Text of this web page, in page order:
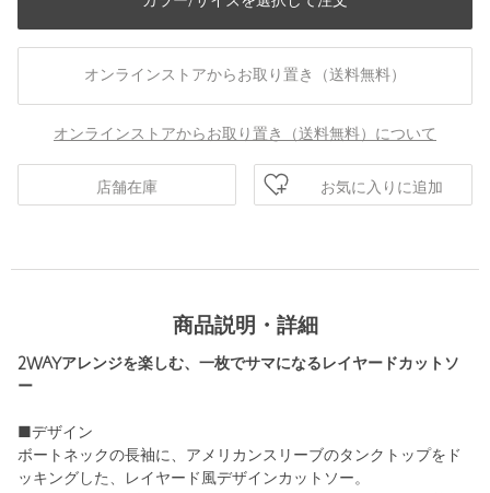
オンラインストアからお取り置き（送料無料）
オンラインストアからお取り置き（送料無料）について
店舗在庫 お気に入りに追加
商品説明・詳細
2WAYアレンジを楽しむ、一枚でサマになるレイヤードカットソ
ー
■デザイン
ボートネックの長袖に、アメリカンスリーブのタンクトップをド
ッキングした、レイヤード風デザインカットソー。